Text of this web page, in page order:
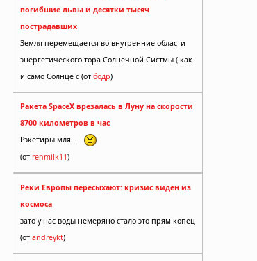
погибшие львы и десятки тысяч
пострадавших
Земля перемещается во внутренние области
энергетического тора Солнечной Систмы ( как
и само Солнце с (от бодр)
Ракета SpaceX врезалась в Луну на скорости
8700 километров в час
Рэкетиры мля....
(от renmilk11)
Реки Европы пересыхают: кризис виден из
космоса
зато у нас воды немеряно стало это прям копец
(от andreykt)